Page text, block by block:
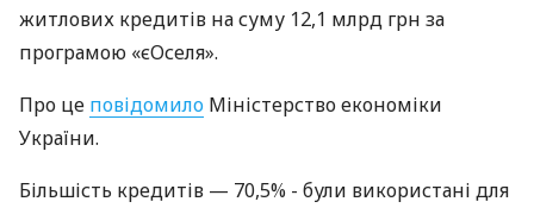
житлових кредитів на суму 12,1 млрд грн за
програмою «єОселя».
Про це повідомило Міністерство економіки
України.
Більшість кредитів — 70,5% - були використані для